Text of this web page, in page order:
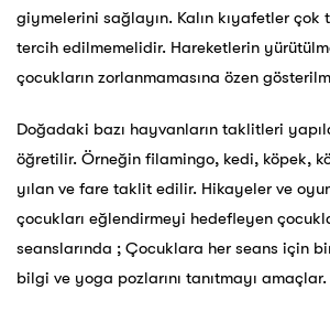
giymelerini sağlayın. Kalın kıyafetler çok
tercih edilmemelidir. Hareketlerin
çocukların zorlanmamasına özen
Doğadaki bazı hayvanların taklitleri
öğretilir. Örneğin filamingo, kedi, köpek,
yılan ve fare taklit edilir. Hikayeler ve
çocukları eğlendirmeyi hedefleyen
seanslarında ; Çocuklara her seans için
bilgi ve yoga pozlarını tanıtmayı amaçlar.